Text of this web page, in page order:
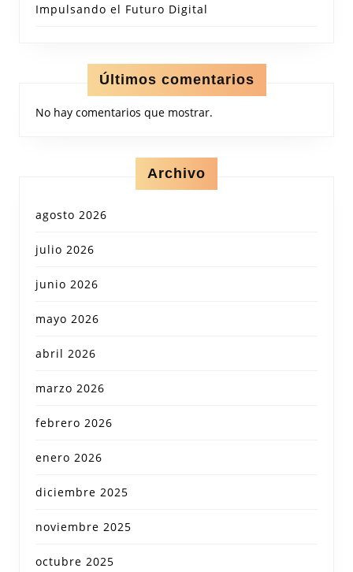
Impulsando el Futuro Digital
Últimos comentarios
No hay comentarios que mostrar.
Archivo
agosto 2026
julio 2026
junio 2026
mayo 2026
abril 2026
marzo 2026
febrero 2026
enero 2026
diciembre 2025
noviembre 2025
octubre 2025